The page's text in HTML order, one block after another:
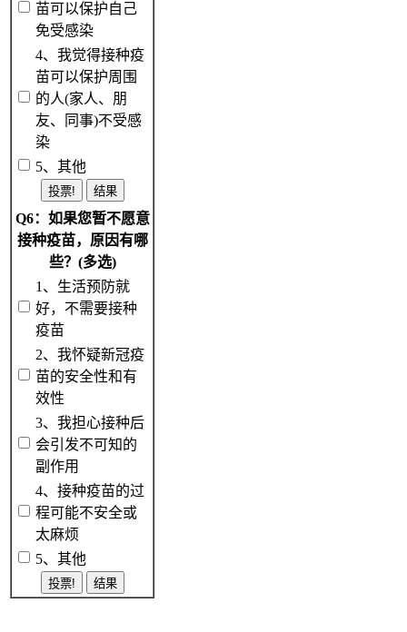
苗可以保护自己
免受感染
4、我觉得接种疫
苗可以保护周围
的人(家人、朋
友、同事)不受感
染
5、其他
Q6：如果您暂不愿意
接种疫苗，原因有哪
些？(多选)
1、生活预防就
好，不需要接种
疫苗
2、我怀疑新冠疫
苗的安全性和有
效性
3、我担心接种后
会引发不可知的
副作用
4、接种疫苗的过
程可能不安全或
太麻烦
5、其他